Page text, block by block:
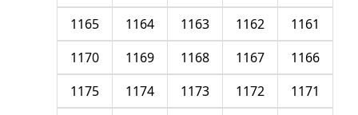
1161
1162
1163
1164
1165
1166
1167
1168
1169
1170
1171
1172
1173
1174
1175